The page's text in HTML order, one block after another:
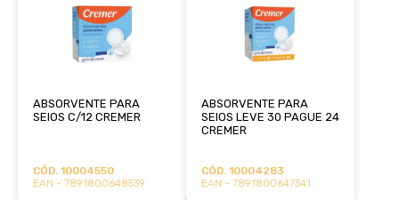
ABSORVENTE PARA
SEIOS C/12 CREMER
CÓD. 10004550
EAN - 7891800648539
ABSORVENTE PARA
SEIOS LEVE 30 PAGUE 24
CREMER
CÓD. 10004283
EAN - 7891800647341